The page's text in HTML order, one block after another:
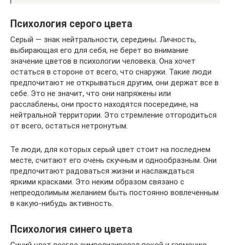
Психология серого цвета
Серый — знак нейтральности, середины. Личность,
выбирающая его для себя, не берет во внимание
значение цветов в психологии человека. Она хочет
остаться в стороне от всего, что снаружи. Такие люди
предпочитают не открываться другим, они держат все в
себе. Это не значит, что они напряжены или
расслаблены, они просто находятся посередине, на
нейтральной территории. Это стремление отгородиться
от всего, остаться нетронутым.
Те люди, для которых серый цвет стоит на последнем
месте, считают его очень скучным и однообразным. Они
предпочитают радоваться жизни и наслаждаться
яркими красками. Это неким образом связано с
непреодолимым желанием быть постоянно вовлеченным
в какую-нибудь активность.
Психология синего цвета